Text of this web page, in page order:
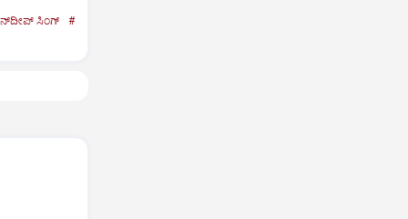
ಸಿಂಗ್
#